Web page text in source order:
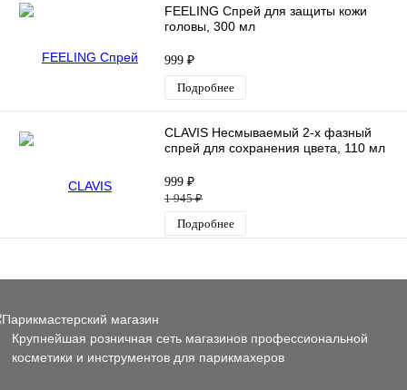
FEELING Спрей для защиты кожи
головы, 300 мл
999 ₽
Подробнее
CLAVIS Несмываемый 2-х фазный
спрей для сохранения цвета, 110 мл
999 ₽
1 945 ₽
Подробнее
Крупнейшая розничная сеть магазинов профессиональной
косметики и инструментов для парикмахеров